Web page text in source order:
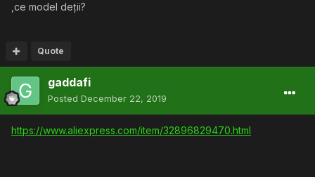
,ce model deții?
Quote
gaddafi
Posted December 22, 2019
https://www.aliexpress.com/item/32896829470.html